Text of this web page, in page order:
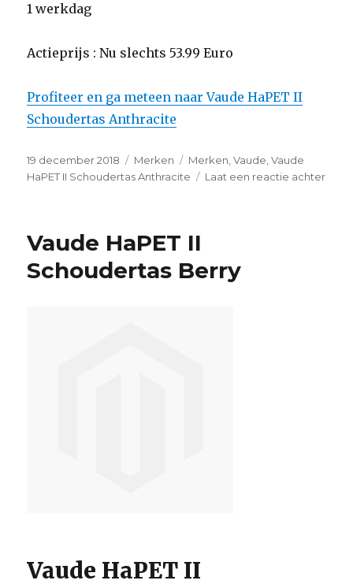
1 werkdag
Actieprijs : Nu slechts 53.99 Euro
Profiteer en ga meteen naar Vaude HaPET II
Schoudertas Anthracite
Geplaatst
op
19 december 2018 Categorieën
Merken Tags
Merken,Vaude,Vaude
HaPET II Schoudertas Anthracite
Laat een reactie achter
Vaude HaPET II
Schoudertas Berry
Vaude HaPET II